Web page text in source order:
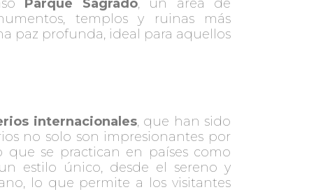
Parque Sagrado, un área de
templos y ruinas más
paz profunda, ideal para aquellos
internacionales, que han sido
no solo son impresionantes por
se practican en países como
estilo único, desde el sereno y
lo que permite a los visitantes